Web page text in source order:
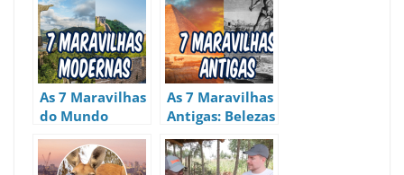
As 7 Maravilhas
do Mundo
Moderno
As 7 Maravilhas
Antigas: Belezas
que Resistiram
ao Tempo